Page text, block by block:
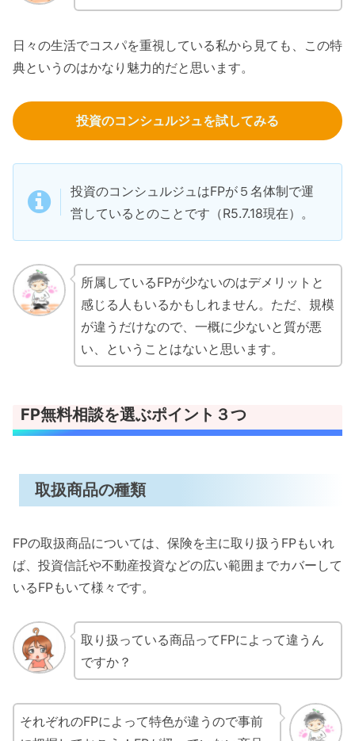
日々の生活でコスパを重視している私から見ても、この特
典というのはかなり魅力的だと思います。
投資のコンシュルジュを試してみる
投資のコンシュルジュはFPが５名体制で運
営しているとのことです（R5.7.18現在）。
所属しているFPが少ないのはデメリットと
感じる人もいるかもしれません。ただ、規模
が違うだけなので、一概に少ないと質が悪
い、ということはないと思います。
FP無料相談を選ぶポイント３つ
取扱商品の種類
FPの取扱商品については、保険を主に取り扱うFPもいれ
ば、投資信託や不動産投資などの広い範囲までカバーして
いるFPもいて様々です。
取り扱っている商品ってFPによって違うん
ですか？
それぞれのFPによって特色が違うので事前